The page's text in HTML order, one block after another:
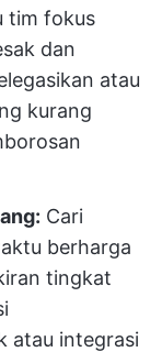
tim fokus
dan
atau
kurang
Cari
berharga
tingkat
atau integrasi